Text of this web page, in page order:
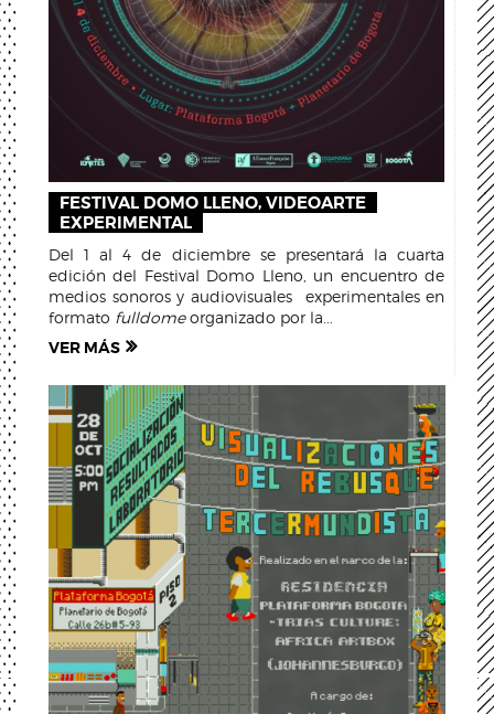
FESTIVAL DOMO LLENO, VIDEOARTE
EXPERIMENTAL
Del 1 al 4 de diciembre se presentará la cuarta
edición del Festival Domo Lleno, un encuentro de
medios sonoros y audiovisuales experimentales en
formato fulldomeorganizado por la...
VER MÁS